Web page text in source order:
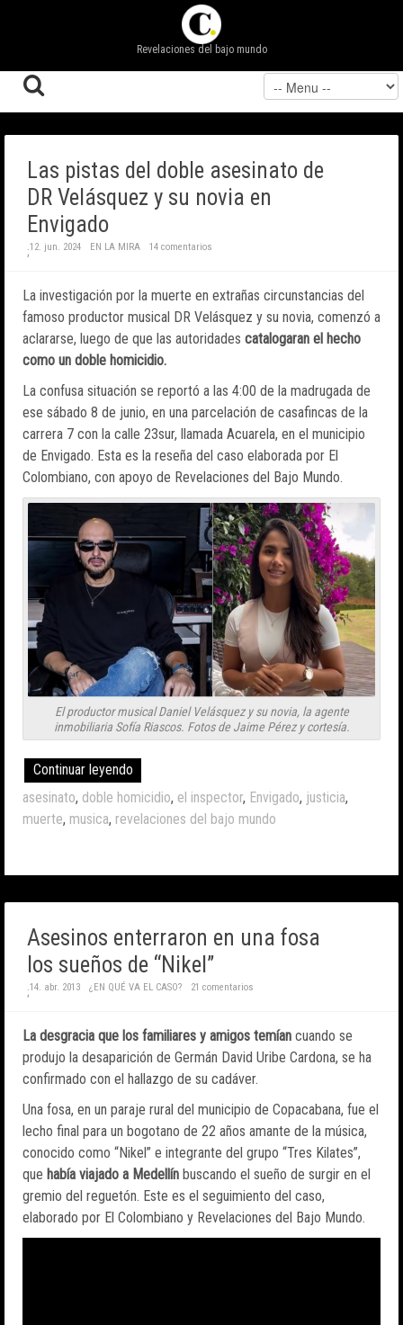
Revelaciones del bajo mundo
Las pistas del doble asesinato de
DR Velásquez y su novia en
Envigado
;12. jun. 2024 EN LA MIRA 14 comentarios
La investigación por la muerte en extrañas circunstancias del
famoso productor musical DR Velásquez y su novia, comenzó a
aclararse, luego de que las autoridades catalogaran el hecho
como un doble homicidio.
La confusa situación se reportó a las 4:00 de la madrugada de
ese sábado 8 de junio, en una parcelación de casafincas de la
carrera 7 con la calle 23sur, llamada Acuarela, en el municipio
de Envigado. Esta es la reseña del caso elaborada por El
Colombiano, con apoyo de Revelaciones del Bajo Mundo.
El productor musical Daniel Velásquez y su novia, la agente
inmobiliaria Sofía Riascos. Fotos de Jaime Pérez y cortesía.
Continuar leyendo
asesinato, doble homicidio, el inspector, Envigado, justicia,
muerte, musica, revelaciones del bajo mundo
Asesinos enterraron en una fosa
los sueños de “Nikel”
;14. abr. 2013 ¿EN QUÉ VA EL CASO? 21 comentarios
La desgracia que los familiares y amigos temían cuando se
produjo la desaparición de Germán David Uribe Cardona, se ha
confirmado con el hallazgo de su cadáver.
Una fosa, en un paraje rural del municipio de Copacabana, fue el
lecho final para un bogotano de 22 años amante de la música,
conocido como “Nikel” e integrante del grupo “Tres Kilates”,
que había viajado a Medellín buscando el sueño de surgir en el
gremio del reguetón. Este es el seguimiento del caso,
elaborado por El Colombiano y Revelaciones del Bajo Mundo.